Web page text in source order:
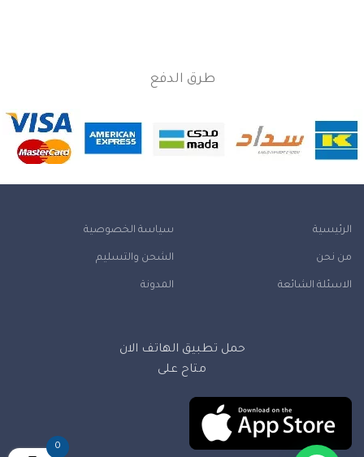
طرق الدفع
الرئيسية
من نحن
الاسئلة الشائعة
سياسة الخصوصية
الشحن والتسليم
المدونة
حمل تطبيق الهاتف الان
متاح على
0